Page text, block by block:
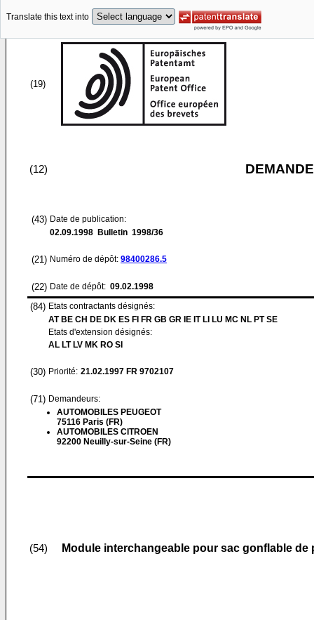
Translate this text into
(19)
(12)
(43) Date de publication:
02.09.1998 Bulletin 1998/36
(21) Numéro de dépôt: 98400286.5
(22) Date de dépôt: 09.02.1998
(84) Etats contractants désignés:
AT BE CH DE DK ES FI FR GB GR IE IT LI LU MC NL PT SE
Etats d'extension désignés:
AL LT LV MK RO SI
(30) Priorité: 21.02.1997 FR 9702107
(71) Demandeurs:
AUTOMOBILES PEUGEOT
75116 Paris (FR)
AUTOMOBILES CITROEN
92200 Neuilly-sur-Seine (FR)
(54) Module interchangeable pour sac gonflable